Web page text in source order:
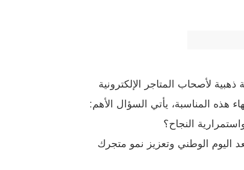
لأصحاب المتاجر الإلكترونية
هذه المناسبة، يأتي السؤال الأهم:
النجاح؟
اليوم الوطني وتعزيز نمو متجرك